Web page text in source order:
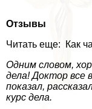
Отзывы
Читать еще: Как
Одним словом,
дела! Доктор все
показал,
курс дела.